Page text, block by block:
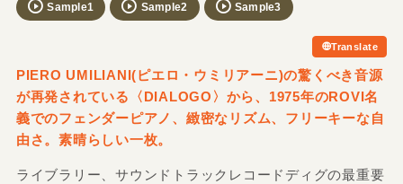
Sample1 Sample2 Sample3
Translate
PIERO UMILIANI(ピエロ・ウミリアーニ)の驚くべき音源
が再発されている〈DIALOGO〉から、1975年のROVI名
義でのフェンダーピアノ、緻密なリズム、フリーキーな自
由さ。素晴らしい一枚。
ライブラリー、サウンドトラックレコードディグの最重要